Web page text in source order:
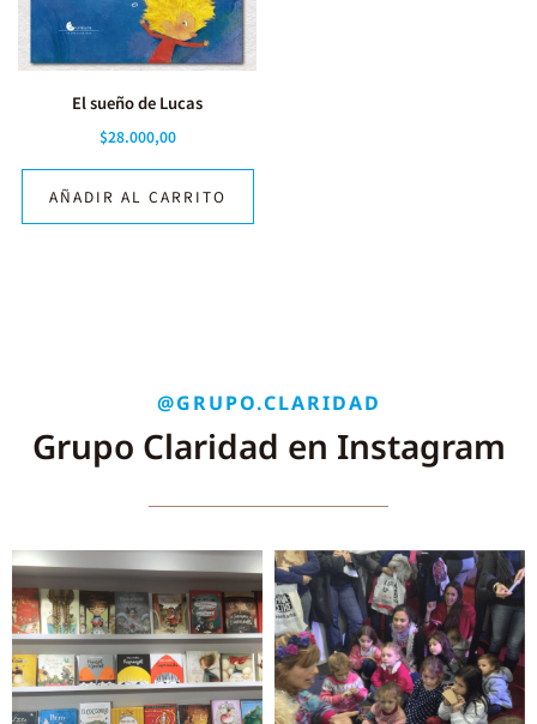
El sueño de Lucas
$28.000,00
AÑADIR AL CARRITO
@GRUPO.CLARIDAD
Grupo Claridad en Instagram